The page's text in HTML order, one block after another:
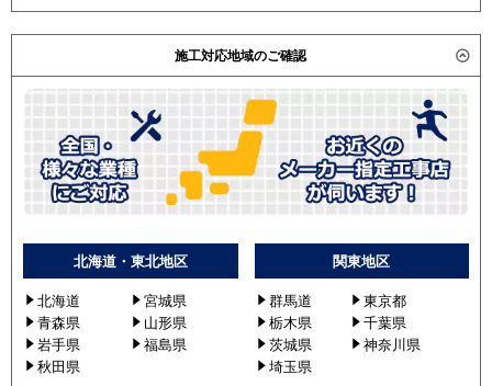
施工対応地域のご確認
北海道・東北地区
北海道
宮城県
青森県
山形県
岩手県
福島県
秋田県
関東地区
群馬道
東京都
栃木県
千葉県
茨城県
神奈川県
埼玉県